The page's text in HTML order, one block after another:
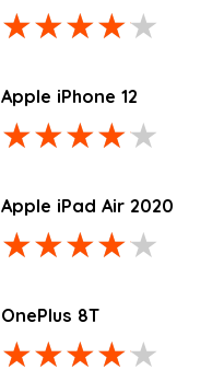
Apple iPhone 12
Apple iPad Air 2020
OnePlus 8T